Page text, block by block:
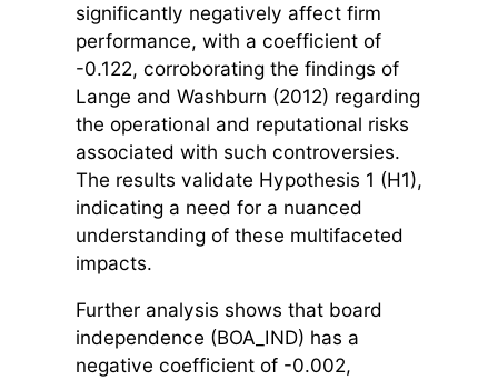
significantly negatively affect firm
performance, with a coefficient of
-0.122, corroborating the findings of
Lange and Washburn (2012) regarding
the operational and reputational risks
associated with such controversies.
The results validate Hypothesis 1 (H1),
indicating a need for a nuanced
understanding of these multifaceted
impacts.
Further analysis shows that board
independence (BOA_IND) has a
negative coefficient of -0.002,